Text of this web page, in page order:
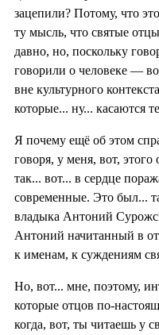
зацепили? Потому, что
ту мысль, что святые
давно, но, поскольку
говорили о человеке —
вне культурного
которые... ну... касаются
Я почему ещё об этом
говоря, у меня, вот,
так... вот... в сердце
современные. Это был...
владыка Антоний
Антоний начитанный в
к именам, к суждениям
Но, вот... мне, поэтому,
которые отцов по-
когда, вот, ты читаешь у